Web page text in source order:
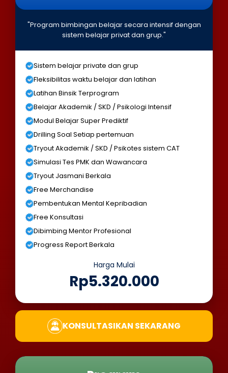
"Program bimbingan belajar secara intensif dengan
sistem belajar privat dan grup."
Sistem belajar private dan grup
Fleksibilitas waktu belajar dan latihan
Latihan Binsik Terprogram
Belajar Akademik / SKD / Psikologi Intensif
Modul Belajar Super Prediktif
Drilling Soal Setiap pertemuan
Tryout Akademik / SKD / Psikotes sistem CAT
Simulasi Tes PMK dan Wawancara
Tryout Jasmani Berkala
Free Merchandise
Pembentukan Mental Kepribadian
Free Konsultasi
Dibimbing Mentor Profesional
Progress Report Berkala
Harga Mulai
Rp5.320.000
KONSULTASIKAN SEKARANG